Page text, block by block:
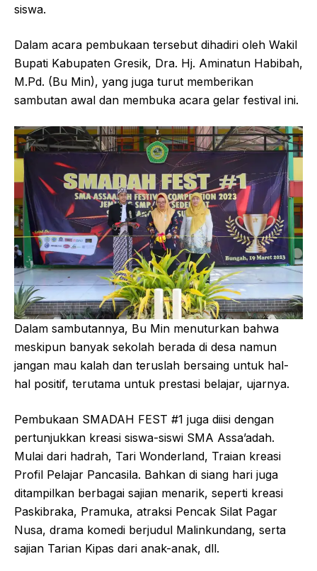
siswa.
Dalam acara pembukaan tersebut dihadiri oleh Wakil
Bupati Kabupaten Gresik, Dra. Hj. Aminatun Habibah,
M.Pd. (Bu Min), yang juga turut memberikan
sambutan awal dan membuka acara gelar festival ini.
Dalam sambutannya, Bu Min menuturkan bahwa
meskipun banyak sekolah berada di desa namun
jangan mau kalah dan teruslah bersaing untuk hal-
hal positif, terutama untuk prestasi belajar, ujarnya.
Pembukaan SMADAH FEST #1 juga diisi dengan
pertunjukkan kreasi siswa-siswi SMA Assa’adah.
Mulai dari hadrah, Tari Wonderland, Traian kreasi
Profil Pelajar Pancasila. Bahkan di siang hari juga
ditampilkan berbagai sajian menarik, seperti kreasi
Paskibraka, Pramuka, atraksi Pencak Silat Pagar
Nusa, drama komedi berjudul Malinkundang, serta
sajian Tarian Kipas dari anak-anak, dll.